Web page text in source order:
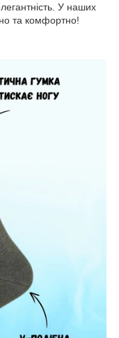
У наших
та комфортно!